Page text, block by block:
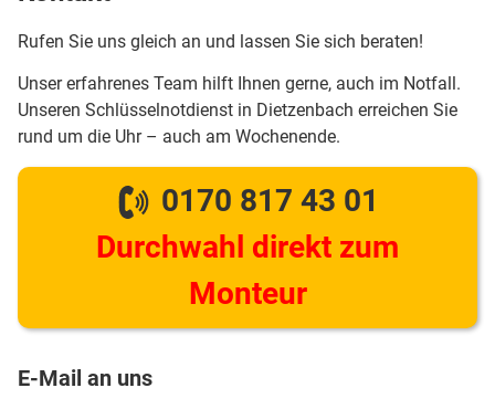
Rufen Sie uns gleich an und lassen Sie sich beraten!
Unser erfahrenes Team hilft Ihnen gerne, auch im Notfall.
Unseren Schlüsselnotdienst in Dietzenbach erreichen Sie
rund um die Uhr – auch am Wochenende.
0170 817 43 01
Durchwahl direkt zum
Monteur
E-Mail an uns